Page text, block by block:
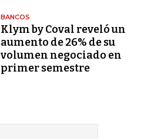
BANCOS
Klym by Coval reveló un
aumento de 26% de su
volumen negociado en
primer semestre